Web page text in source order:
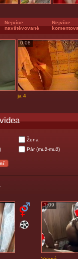
Nejvíce
navštěvované
Nejvíce
0:08
ja 4
Žena
Pár (muž-muž)
1:09